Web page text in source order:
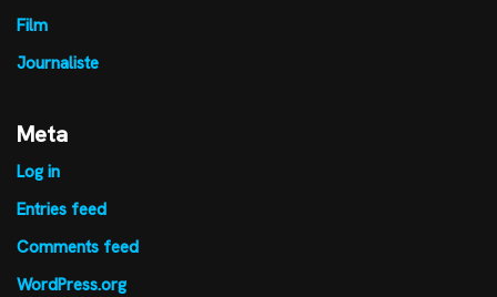
Film
Journaliste
Meta
Log in
Entries feed
Comments feed
WordPress.org